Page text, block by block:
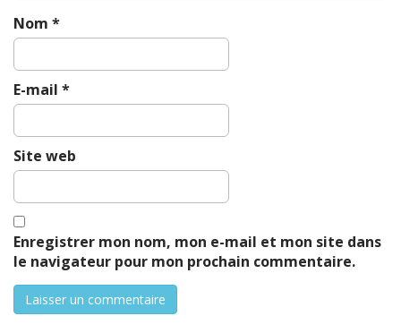
Nom *
E-mail *
Site web
Enregistrer mon nom, mon e-mail et mon site dans
le navigateur pour mon prochain commentaire.